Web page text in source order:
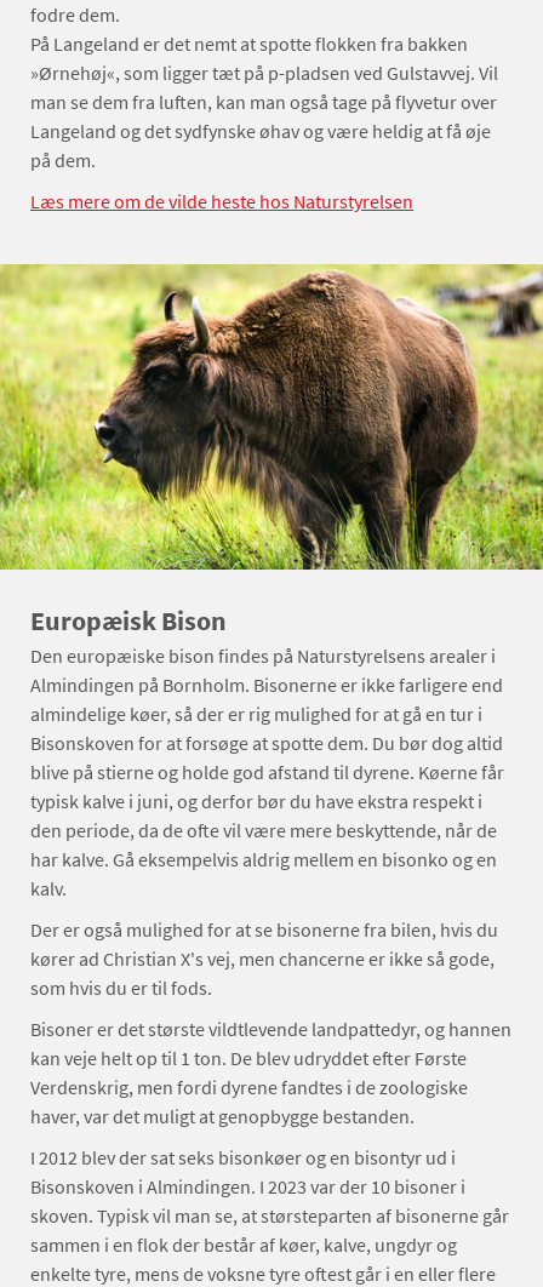
fodre dem.
På Langeland er det nemt at spotte flokken fra bakken
»Ørnehøj«, som ligger tæt på p-pladsen ved Gulstavvej. Vil
man se dem fra luften, kan man også tage på flyvetur over
Langeland og det sydfynske øhav og være heldig at få øje
på dem.
Læs mere om de vilde heste hos Naturstyrelsen
Europæisk Bison
Den europæiske bison findes på Naturstyrelsens arealer i
Almindingen på Bornholm. Bisonerne er ikke farligere end
almindelige køer, så der er rig mulighed for at gå en tur i
Bisonskoven for at forsøge at spotte dem. Du bør dog altid
blive på stierne og holde god afstand til dyrene. Køerne får
typisk kalve i juni, og derfor bør du have ekstra respekt i
den periode, da de ofte vil være mere beskyttende, når de
har kalve. Gå eksempelvis aldrig mellem en bisonko og en
kalv.
Der er også mulighed for at se bisonerne fra bilen, hvis du
kører ad Christian X's vej, men chancerne er ikke så gode,
som hvis du er til fods.
Bisoner er det største vildtlevende landpattedyr, og hannen
kan veje helt op til 1 ton. De blev udryddet efter Første
Verdenskrig, men fordi dyrene fandtes i de zoologiske
haver, var det muligt at genopbygge bestanden.
I 2012 blev der sat seks bisonkøer og en bisontyr ud i
Bisonskoven i Almindingen. I 2023 var der 10 bisoner i
skoven. Typisk vil man se, at størsteparten af bisonerne går
sammen i en flok der består af køer, kalve, ungdyr og
enkelte tyre, mens de voksne tyre oftest går i en eller flere